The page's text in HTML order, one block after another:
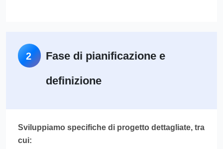
2
Fase di pianificazione e
definizione
Sviluppiamo specifiche di progetto dettagliate, tra
cui: